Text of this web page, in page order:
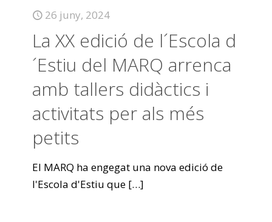
26 juny, 2024
La XX edició de l´Escola d
´Estiu del MARQ arrenca
amb tallers didàctics i
activitats per als més
petits
El MARQ ha engegat una nova edició de
l'Escola d'Estiu que […]